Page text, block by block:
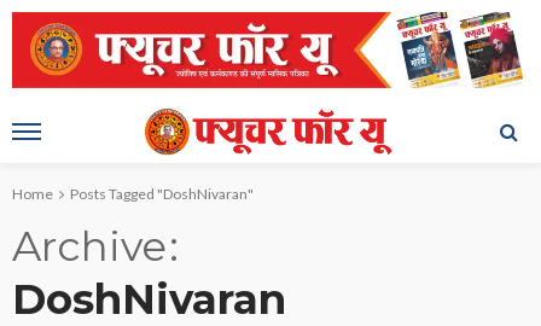
Home Posts Tagged "DoshNivaran"
Archive
DoshNivaran